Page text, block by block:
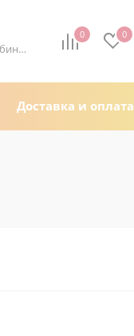
0 0
Мой кабинет
Доставка и оплата